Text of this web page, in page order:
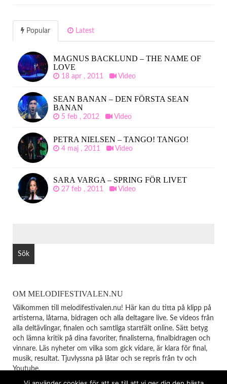
Popular Latest
MAGNUS BACKLUND – THE NAME OF
LOVE
18 apr , 2011 Video
SEAN BANAN – DEN FÖRSTA SEAN
BANAN
5 feb , 2012 Video
PETRA NIELSEN – TANGO! TANGO!
4 maj , 2011 Video
SARA VARGA – SPRING FÖR LIVET
27 feb , 2011 Video
OM MELODIFESTIVALEN.NU
Välkommen till melodifestivalen.nu! Här kan du titta på klipp på
artisterna, låtarna, bidragen och alla deltagare live. Se videos från
alla deltävlingar, finalen och samtliga startfält online. Sätt betyg
och lämna kritik på dina favoriter, finalisterna, finalbidragen och
vinnare. Läs nyheter om vilka som gick vidare, är klara för final,
musik, resultat. Tjuvlyssna på låtar och se repris från tv och
Youtube.